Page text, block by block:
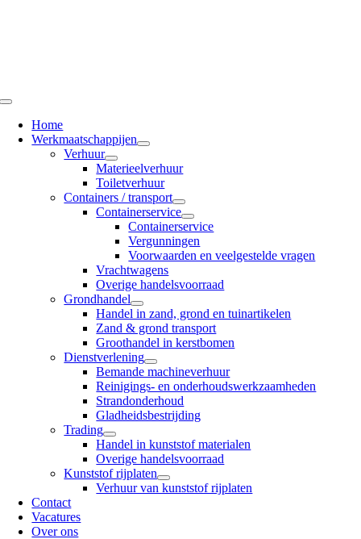
Toggle
NavigationHome
Werkmaatschappijen
Verhuur
Materieelverhuur
Toiletverhuur
Containers / transport
Containerservice
Containerservice
Vergunningen
Voorwaarden en veelgestelde vragen
Vrachtwagens
Overige handelsvoorraad
Grondhandel
Handel in zand, grond en tuinartikelen
Zand & grond transport
Groothandel in kerstbomen
Dienstverlening
Bemande machineverhuur
Reinigings- en onderhoudswerkzaamheden
Strandonderhoud
Gladheidsbestrijding
Trading
Handel in kunststof materialen
Overige handelsvoorraad
Kunststof rijplaten
Verhuur van kunststof rijplaten
Contact
Vacatures
Over ons